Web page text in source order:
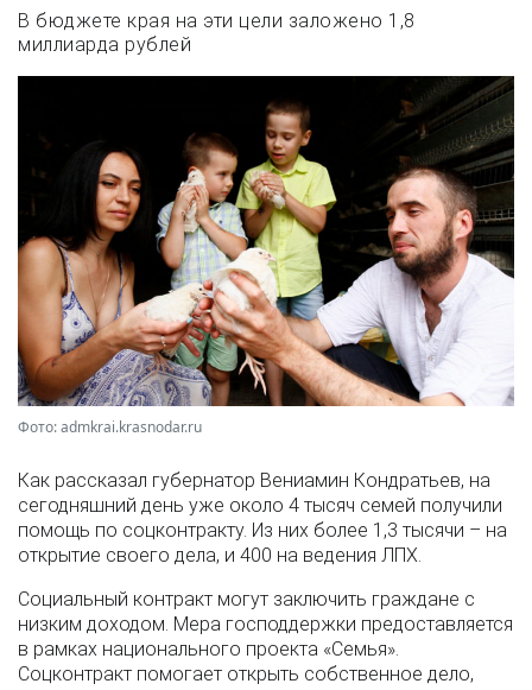
В бюджете края на эти цели заложено 1,8
миллиарда рублей
Фото: admkrai.krasnodar.ru
Как рассказал губернатор Вениамин Кондратьев, на
сегодняшний день уже около 4 тысяч семей получили
помощь по соцконтракту. Из них более 1,3 тысячи – на
открытие своего дела, и 400 на ведения ЛПХ.
Социальный контракт могут заключить граждане с
низким доходом. Мера господдержки предоставляется
в рамках национального проекта «Семья».
Соцконтракт помогает открыть собственное дело,